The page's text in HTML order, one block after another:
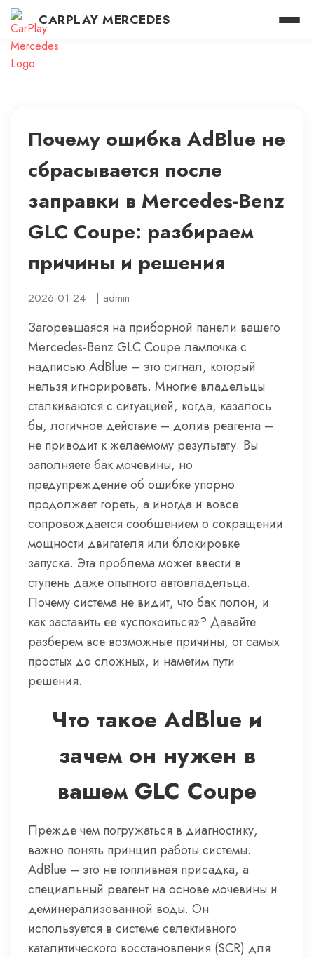
CARPLAY MERCEDES
Почему ошибка AdBlue не
сбрасывается после
заправки в Mercedes-Benz
GLC Coupe: разбираем
причины и решения
2026-01-24 | admin
Загоревшаяся на приборной панели вашего
Mercedes-Benz GLC Coupe лампочка с
надписью AdBlue – это сигнал, который
нельзя игнорировать. Многие владельцы
сталкиваются с ситуацией, когда, казалось
бы, логичное действие – долив реагента –
не приводит к желаемому результату. Вы
заполняете бак мочевины, но
предупреждение об ошибке упорно
продолжает гореть, а иногда и вовсе
сопровождается сообщением о сокращении
мощности двигателя или блокировке
запуска. Эта проблема может ввести в
ступень даже опытного автовладельца.
Почему система не видит, что бак полон, и
как заставить ее «успокоиться»? Давайте
разберем все возможные причины, от самых
простых до сложных, и наметим пути
решения.
Что такое AdBlue и
зачем он нужен в
вашем GLC Coupe
Прежде чем погружаться в диагностику,
важно понять принцип работы системы.
AdBlue – это не топливная присадка, а
специальный реагент на основе мочевины и
деминерализованной воды. Он
используется в системе селективного
каталитического восстановления (SCR) для